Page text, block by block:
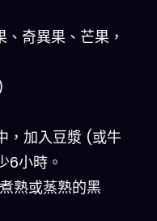
奇異果、芒果，
，加入豆漿 (或牛
6小時。
熟或蒸熟的黑